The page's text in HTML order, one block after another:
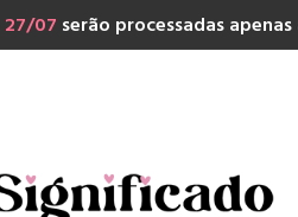
27/07 serão processadas